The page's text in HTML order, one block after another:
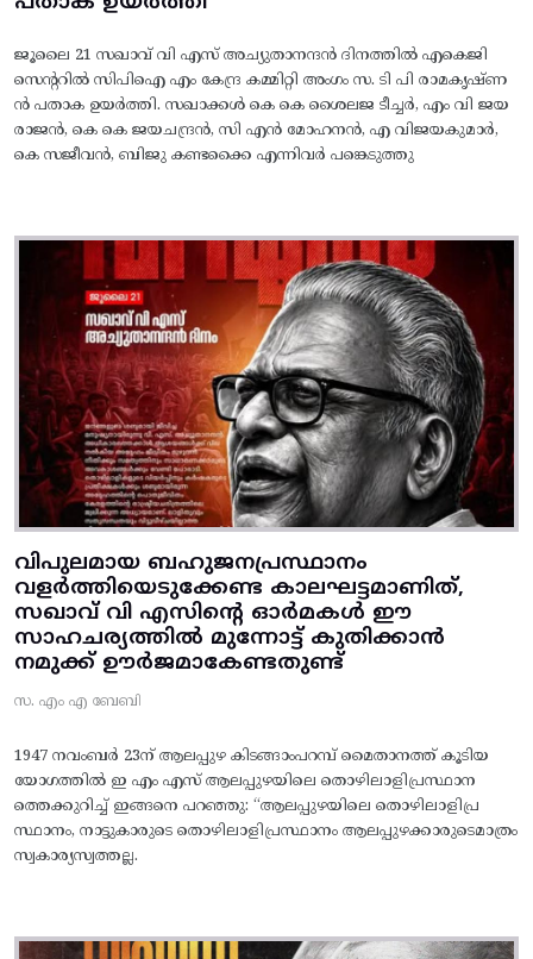
ജൂലൈ 21 സഖാവ് വി എസ് അച്യുതാനന്ദൻ ദിനത്തിൽ എകെജി
സെന്ററിൽ സിപിഐ എം കേന്ദ്ര കമ്മിറ്റി അംഗം സ. ടി പി രാമകൃഷ്‌ണ
ൻ പതാക ഉയർത്തി. സഖാക്കൾ കെ കെ ശൈലജ ടീച്ചർ, എം വി ജയ
രാജൻ, കെ കെ ജയചന്ദ്രൻ, സി എൻ മോഹനൻ, എ വിജയകുമാർ,
കെ സജീവൻ, ബിജു കണ്ടക്കൈ എന്നിവർ പങ്കെടുത്തു
വിപുലമായ ബഹുജനപ്രസ്ഥാനം
വളർത്തിയെടുക്കേണ്ട കാലഘട്ടമാണിത്,
സഖാവ് വി എസിന്റെ ഓർമകൾ ഈ
സാഹചര്യത്തിൽ മുന്നോട്ട്‌ കുതിക്കാൻ
നമുക്ക് ഊർജമാകേണ്ടതുണ്ട്
സ. എം എ ബേബി
1947 നവംബർ 23ന് ആലപ്പുഴ കിടങ്ങാംപറമ്പ്‌ മൈതാനത്ത്‌ കൂടിയ
യോഗത്തിൽ ഇ എം എസ് ആലപ്പുഴയിലെ തൊഴിലാളിപ്രസ്ഥാന
ത്തെക്കുറിച്ച് ഇങ്ങനെ പറഞ്ഞു: “ആലപ്പുഴയിലെ തൊഴിലാളിപ്ര
സ്ഥാനം, നാട്ടുകാരുടെ തൊഴിലാളിപ്രസ്ഥാനം ആലപ്പുഴക്കാരുടെമാത്രം
സ്വകാര്യസ്വത്തല്ല.